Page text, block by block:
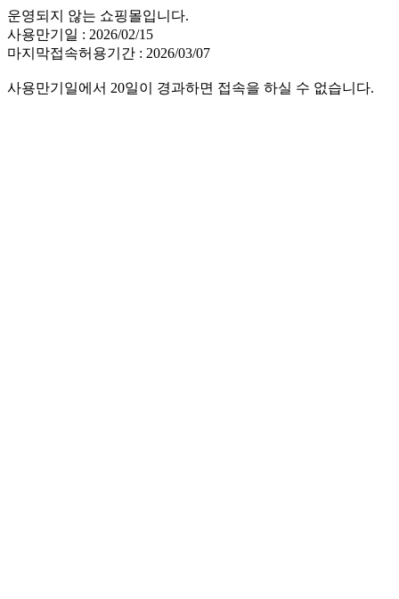
운영되지 않는 쇼핑몰입니다.
사용만기일 : 2026/02/15
마지막접속허용기간 : 2026/03/07
사용만기일에서 20일이 경과하면 접속을 하실 수 없습니다.